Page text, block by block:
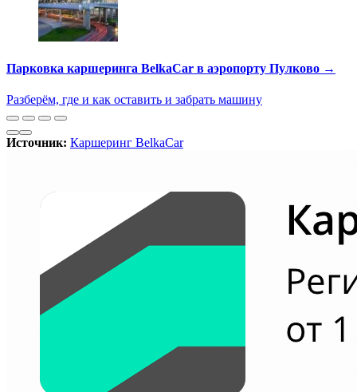
Парковка каршеринга BelkaCar в аэропорту Пулково →
Разберём, где и как оставить и забрать машину
Источник: Каршеринг BelkaCar